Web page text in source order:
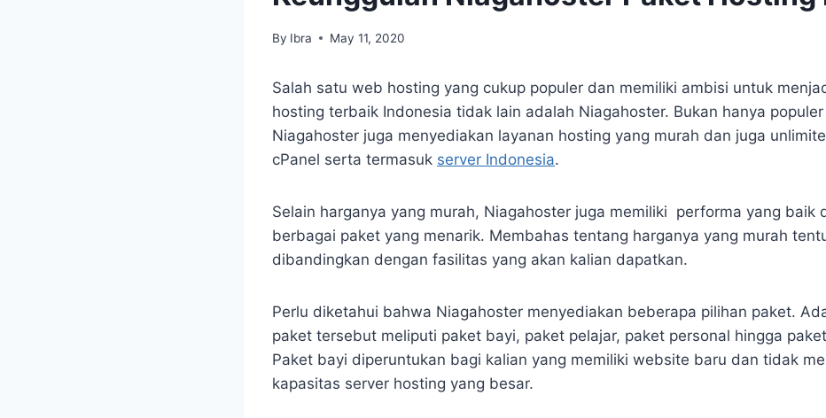
By Ibra May 11, 2020
Salah satu web hosting yang cukup populer dan memiliki ambisi untuk
hosting terbaik Indonesia tidak lain adalah Niagahoster. Bukan hanya populer
Niagahoster juga menyediakan layanan hosting yang murah dan juga
cPanel serta termasuk server Indonesia.
Selain harganya yang murah, Niagahoster juga memiliki performa yang baik
berbagai paket yang menarik. Membahas tentang harganya yang murah
dibandingkan dengan fasilitas yang akan kalian dapatkan.
Perlu diketahui bahwa Niagahoster menyediakan beberapa pilihan paket.
paket tersebut meliputi paket bayi, paket pelajar, paket personal hingga
Paket bayi diperuntukan bagi kalian yang memiliki website baru dan tidak
kapasitas server hosting yang besar.